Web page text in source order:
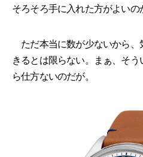
そろそろ手に入れた方がよいの
ただ本当に数が少ないから、
きるとは限らない。まぁ、そ
ら仕方ないのだが。